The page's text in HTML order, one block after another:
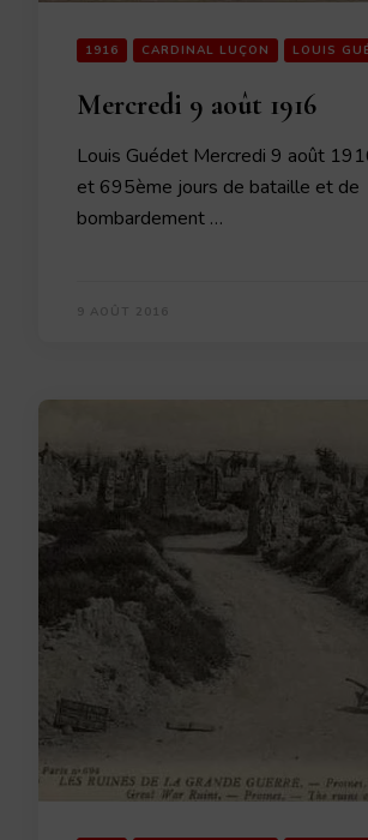
1916 CARDINAL LUÇON LOUIS
Mercredi 9 août 1916
Louis Guédet Mercredi 9 août
et 695ème jours de bataille et de
bombardement …